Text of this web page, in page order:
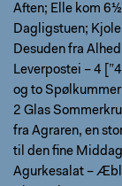
Aften; Elle kom
Dagligstuen;
Desuden fra
Leverpostei – 4
og to Spølkummer
2 Glas
fra Agraren, en
til den fine
Agurkesalat –